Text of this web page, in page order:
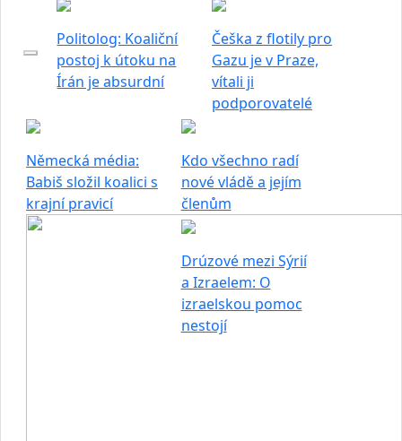
Politolog: Koaliční
postoj k útoku na
Írán je absurdní
Češka z flotily pro
Gazu je v Praze,
vítali ji
podporovatelé
Německá média:
Babiš složil koalici s
krajní pravicí
Kdo všechno radí
nové vládě a jejím
členům
Drúzové mezi Sýrií
a Izraelem: O
izraelskou pomoc
nestojí